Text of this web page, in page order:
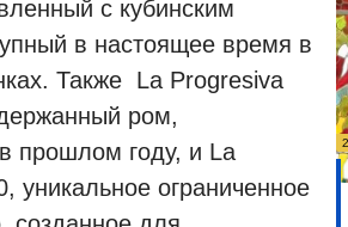
с кубинским
в настоящее время в
Также La Progresiva
ром,
прошлом году, и La
уникальное ограниченное